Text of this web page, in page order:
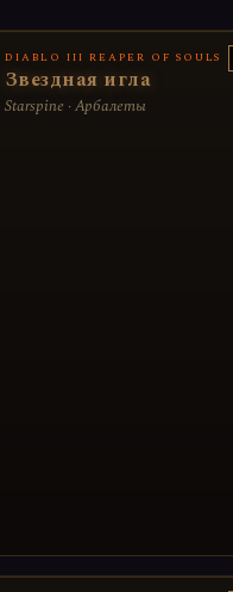
DIABLO III REAPER OF SOULS
Звездная игла
Starspine · Арбалеты